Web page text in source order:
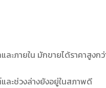
ภายใน มักขายได้ราคาสูงก
ละช่วงล่างยังอยู่ในสภาพดี